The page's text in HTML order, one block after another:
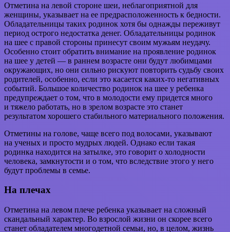
Отметина на левой стороне шеи, неблагоприятной для
женщины, указывает на ее предрасположенность к бедности.
Обладательницы таких родинок хотя бы однажды переживут
период острого недостатка денег. Обладательницы родинок
на шее с правой стороны принесут своим мужьям неудачу.
Особенно стоит обратить внимание на проявление родинок
на шее у детей — в раннем возрасте они будут любимцами
окружающих, но они сильно рискуют повторить судьбу своих
родителей, особенно, если это касается каких-то негативных
событий. Большое количество родинок на шее у ребенка
предупреждает о том, что в молодости ему придется много
и тяжело работать, но в зрелом возрасте это станет
результатом хорошего стабильного материального положения.
Отметины на голове, чаще всего под волосами, указывают
на ученых и просто мудрых людей. Однако если такая
родинка находится на затылке, это говорит о холодности
человека, замкнутости и о том, что вследствие этого у него
будут проблемы в семье.
На плечах
Отметина на левом плече ребенка указывает на сложный
скандальный характер. Во взрослой жизни он скорее всего
станет обладателем многодетной семьи, но, в целом, жизнь